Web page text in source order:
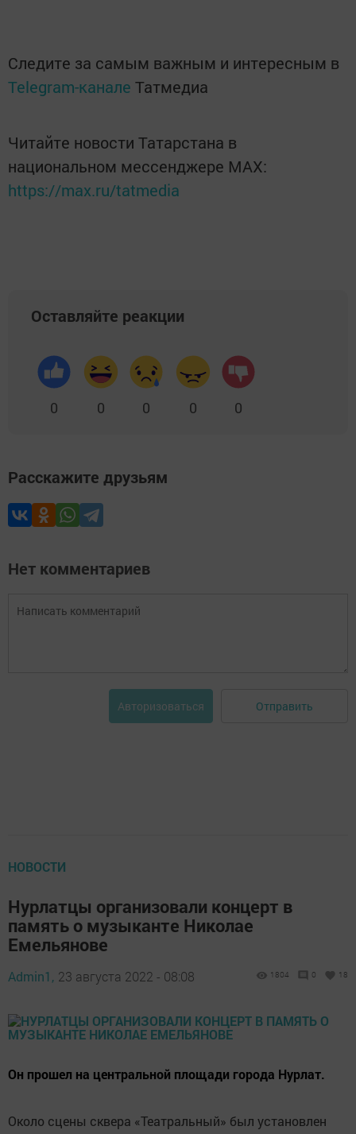
Следите за самым важным и интересным в
Telegram-канале Татмедиа
Читайте новости Татарстана в
национальном мессенджере MАХ:
https://max.ru/tatmedia
Оставляйте реакции
0 0 0 0 0
Расскажите друзьям
Нет комментариев
Авторизоваться Отправить
НОВОСТИ
Нурлатцы организовали концерт в
память о музыканте Николае
Емельянове
Admin1, 23 августа 2022 - 08:08 1804 0 18
Он прошел на центральной площади города Нурлат.
Около сцены сквера «Театральный» был установлен